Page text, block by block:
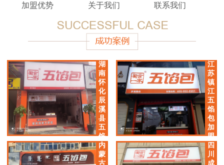
加盟优势 关于我们 联系我们
湖
南
怀
化
辰
溪
县
五
馅
包
加
盟
江
苏
镇
江
五
馅
包
加
盟
店
内
蒙
古
四
川
成